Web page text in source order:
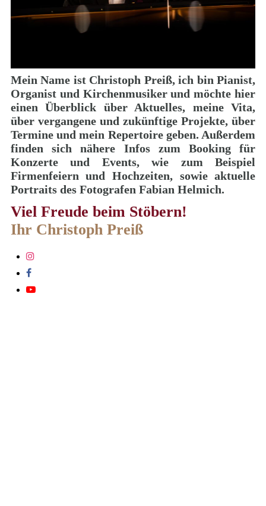
Mein Name ist Christoph Preiß, ich bin Pianist,
Organist und Kirchenmusiker und möchte hier
einen Überblick über Aktuelles, meine Vita,
über vergangene und zukünftige Projekte, über
Termine und mein Repertoire geben. Außerdem
finden sich nähere Infos zum Booking für
Konzerte und Events, wie zum Beispiel
Firmenfeiern und Hochzeiten, sowie aktuelle
Portraits des Fotografen Fabian Helmich.
Viel Freude beim Stöbern!
Ihr Christoph Preiß